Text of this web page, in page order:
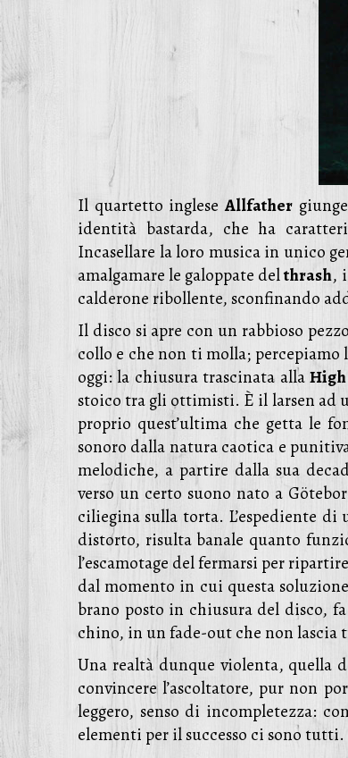
Il quartetto ingleseAllfather
identità bastarda, che ha
Incasellare la loro musica in unico
amalgamare le galoppate delthrash,
calderone ribollente, sconfinando
Il disco si apre con un rabbioso
collo e che non ti molla;
oggi: la chiusura trascinata alla
stoico tra gli ottimisti. È il larsen ad
proprio quest’ultima che getta le
sonoro dalla natura caotica e
melodiche, a partire dalla sua
verso un certo suono nato a
ciliegina sulla torta. L’espediente
distorto, risulta banale quanto
l’escamotage del fermarsi per
dal momento in cui questa
brano posto in chiusura del disco,
chino, in un fade-out che non lascia
Una realtà dunque violenta, quella
convincere l’ascoltatore, pur non
leggero, senso di incompletezza:
elementi per il successo ci sono tutti.